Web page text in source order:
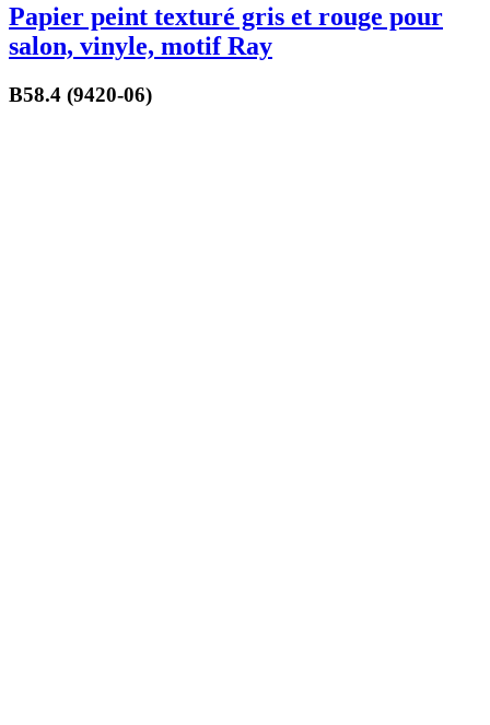
Papier peint texturé gris et rouge pour
salon, vinyle, motif Ray
B58.4 (9420-06)